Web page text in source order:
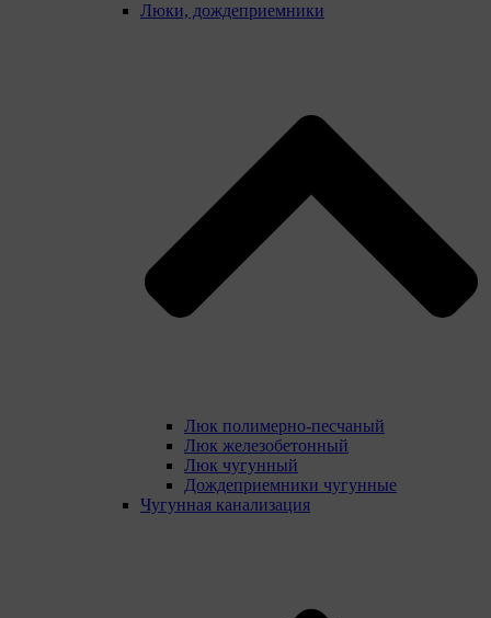
Люки, дождеприемники
Люк полимерно-песчаный
Люк железобетонный
Люк чугунный
Дождеприемники чугунные
Чугунная канализация